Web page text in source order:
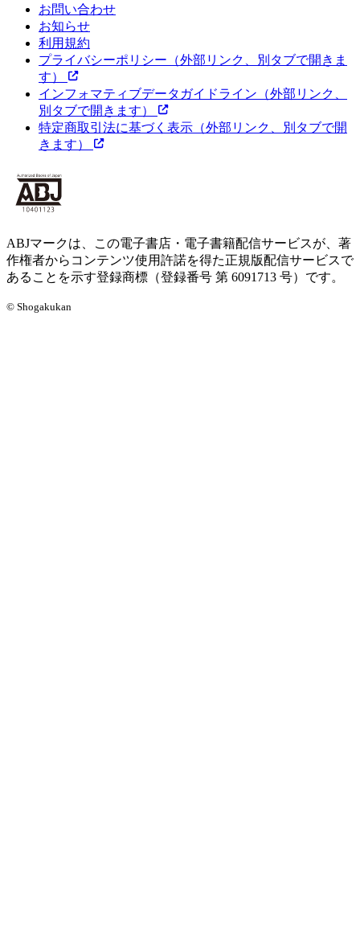
お問い合わせ
お知らせ
利用規約
プライバシーポリシー （外部リンク、別タブで開きま
す）
インフォマティブデータガイドライン （外部リンク、
別タブで開きます）
特定商取引法に基づく表示 （外部リンク、別タブで開
きます）
ABJマークは、この電子書店・電子書籍配信サービスが、著
作権者からコンテンツ使用許諾を得た正規版配信サービスで
あることを示す登録商標（登録番号 第 6091713 号）です。
© Shogakukan